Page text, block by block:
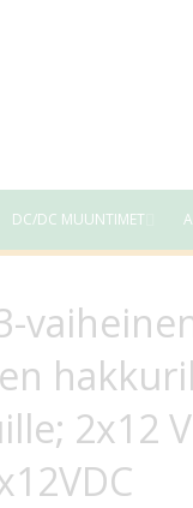
DC/DC MUUNTIMET
2x12